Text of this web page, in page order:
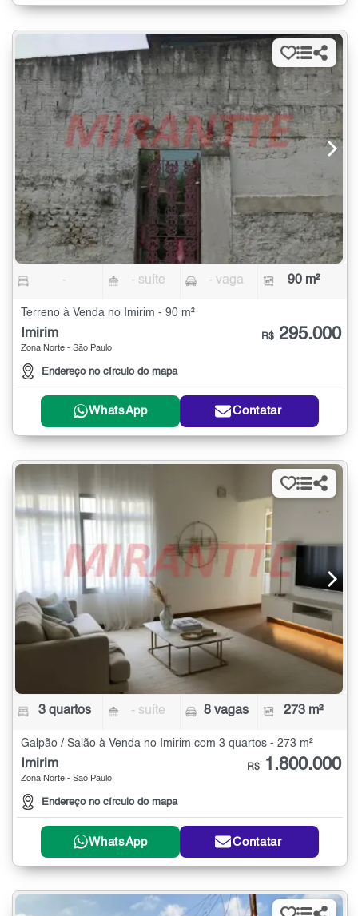
- - suíte - vaga 90 m²
Terreno à Venda no Imirim - 90 m²
Imirim
Zona Norte - São Paulo
Endereço no círculo do mapa
R$ 295.000
WhatsApp Contatar
3 quartos - suíte 8 vagas 273 m²
Galpão / Salão à Venda no Imirim com 3 quartos - 273 m²
Imirim
Zona Norte - São Paulo
Endereço no círculo do mapa
R$ 1.800.000
WhatsApp Contatar